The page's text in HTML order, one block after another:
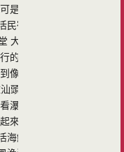
是南投最好吃的臭豆腐
民宿 唱歌烤肉打麻將附早
大人小孩換上浴衣在園區
的好地方 順遊來吃南投排
像是置身在國外 這一篇教
頭火鍋、溫體牛，大火炭
瀑布美景不用鐵腿 親子步
來市定古蹟體驗親子手作
海鮮餐廳 海鮮價格合理 菜